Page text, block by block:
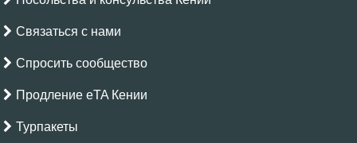
Связаться с нами
Спросить сообщество
Продление eTA Кении
Турпакеты